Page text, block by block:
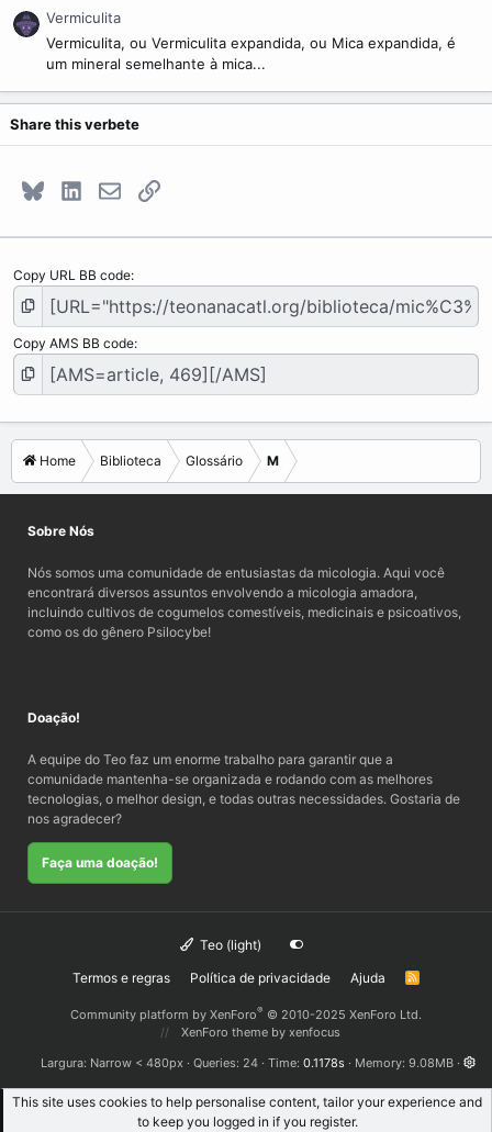
Vermiculita
Vermiculita, ou Vermiculita expandida, ou Mica expandida, é
um mineral semelhante à mica...
Share this verbete
Bluesky LinkedInE-mailLink
Copy URL BB code
Copy AMS BB code
Home Biblioteca Glossário M
Sobre Nós
Nós somos uma comunidade de entusiastas da micologia. Aqui você
encontrará diversos assuntos envolvendo a micologia amadora,
incluindo cultivos de cogumelos comestíveis, medicinais e psicoativos,
como os do gênero Psilocybe!
Doação!
A equipe do Teo faz um enorme trabalho para garantir que a
comunidade mantenha-se organizada e rodando com as melhores
tecnologias, o melhor design, e todas outras necessidades. Gostaria de
nos agradecer?
Faça uma doação!
Teo (light)
Termos e regras
Política de privacidade Ajuda
R
Community platform by XenForo® © 2010-2025 XenForo Ltd.
XenForo theme by xenfocus
Largura
Queries 24 Time 0.1178s Memory 9.08MB
This site uses cookies to help personalise content, tailor your experience and
to keep you logged in if you register.